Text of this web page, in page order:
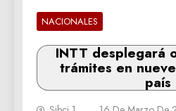
NACIONALES
INTT desplegará
trámites en
país